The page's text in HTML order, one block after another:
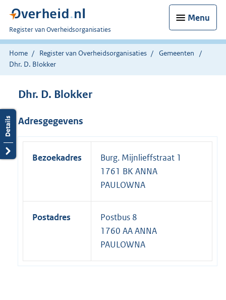
Menu
U
bent
nu
hier:
Register van Overheidsorganisaties
Home Register van Overheidsorganisaties
Gemeenten
Dhr. D. Blokker
Dhr. D. Blokker
Adresgegevens
Bezoekadres
Burg. Mijnlieffstraat 1
1761 BK ANNA
PAULOWNA
Postadres
Postbus 8
1760 AA ANNA
PAULOWNA